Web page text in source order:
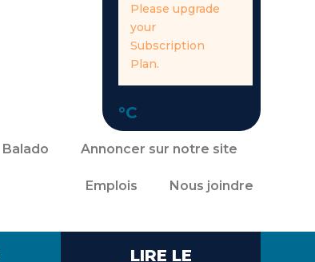
Please upgrade
your
Subscription
Plan.
°C
Balado Annoncer sur notre site
Emplois Nous joindre
LIRE LE